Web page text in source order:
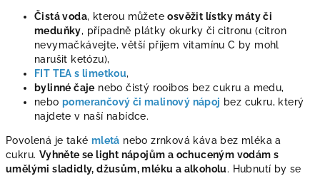
Čistá voda, kterou můžete osvěžit lístky máty či
meduňky, případně plátky okurky či citronu (citron
nevymačkávejte, větší příjem vitamínu C by mohl
narušit ketózu),
FIT TEA s limetkou,
bylinné čaje nebo čistý rooibos bez cukru a medu,
nebo pomerančový či malinový nápoj bez cukru, který
najdete v naší nabídce.
Povolená je také mletá nebo zrnková káva bez mléka a
cukru. Vyhněte se light nápojům a ochuceným vodám s
umělými sladidly, džusům, mléku a alkoholu. Hubnutí by se